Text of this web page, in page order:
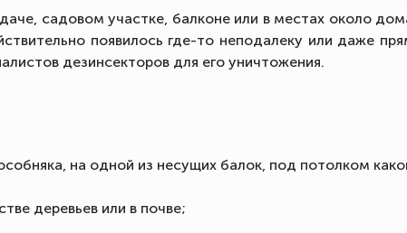
садовом участке, балконе или в местах около
появилось где-то неподалеку или даже
дезинсекторов для его уничтожения.
на одной из несущих балок, под потолком
деревьев или в почве;